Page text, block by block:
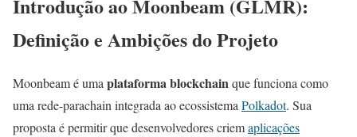
Introdução ao Moonbeam (GLMR):
Definição e Ambições do Projeto
Moonbeam é umaplataforma blockchainque funciona como
uma rede-parachain integrada ao ecossistemaPolkadot. Sua
proposta é permitir que desenvolvedores criemaplicações